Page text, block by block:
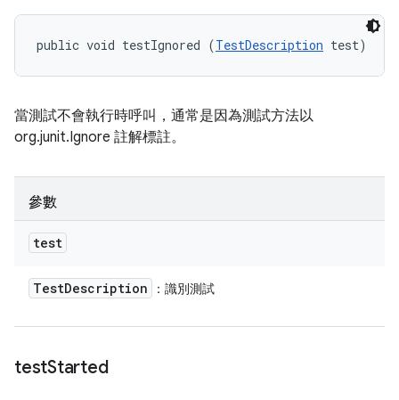
public void testIgnored (TestDescription test)
當測試不會執行時呼叫，通常是因為測試方法以
org.junit.Ignore 註解標註。
參數
test
TestDescription ：識別測試
testStarted